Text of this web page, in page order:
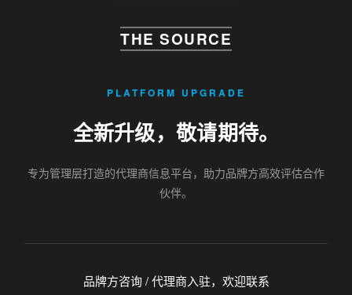
THE SOURCE
PLATFORM UPGRADE
全新升级，敬请期待。
专为管理层打造的代理商信息平台，助力品牌方高效评估合作
伙伴。
品牌方咨询 / 代理商入驻，欢迎联系